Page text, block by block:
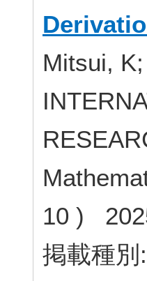
Mitsui,
10 )
掲載種